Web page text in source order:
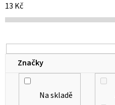
13 Kč
Na skladě
Značky
p
r
o
d